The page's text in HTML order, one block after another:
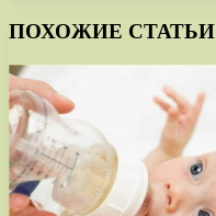
ПОХОЖИЕ СТАТЬИ